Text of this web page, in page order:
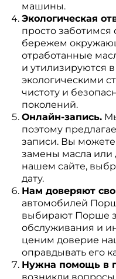
машины.
Экологическая
просто
бережем
отработанные
и утилизируются
экологическими
чистоту и
поколений.
Онлайн-запись.
поэтому
записи. Вы
замены масла или
нашем сайте,
дату.
Нам доверяют
автомобилей
выбирают Порше
обслуживания и
ценим доверие
оправдывать его
Нужна помощь в